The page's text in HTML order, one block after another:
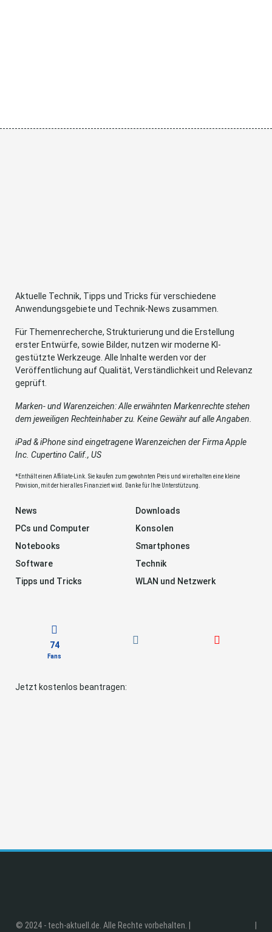
Aktuelle Technik, Tipps und Tricks für verschiedene
Anwendungsgebiete und Technik-News zusammen.
Für Themenrecherche, Strukturierung und die Erstellung
erster Entwürfe, sowie Bilder, nutzen wir moderne KI-
gestützte Werkzeuge. Alle Inhalte werden vor der
Veröffentlichung auf Qualität, Verständlichkeit und Relevanz
geprüft.
Marken- und Warenzeichen: Alle erwähnten Markenrechte stehen
dem jeweiligen Rechteinhaber zu. Keine Gewähr auf alle Angaben.
iPad & iPhone sind eingetragene Warenzeichen der Firma Apple
Inc. Cupertino Calif., US
*Enthält einen Affiliate-Link. Sie kaufen zum gewohnten Preis und wir erhalten eine kleine
Provision, mit der hier alles Finanziert wird. Danke für Ihre Unterstützung.
News
Downloads
PCs und Computer
Konsolen
Notebooks
Smartphones
Software
Technik
Tipps und Tricks
WLAN und Netzwerk
74
Fans
Jetzt kostenlos beantragen:
© 2024 - tech-aktuell.de. Alle Rechte vorbehalten. |